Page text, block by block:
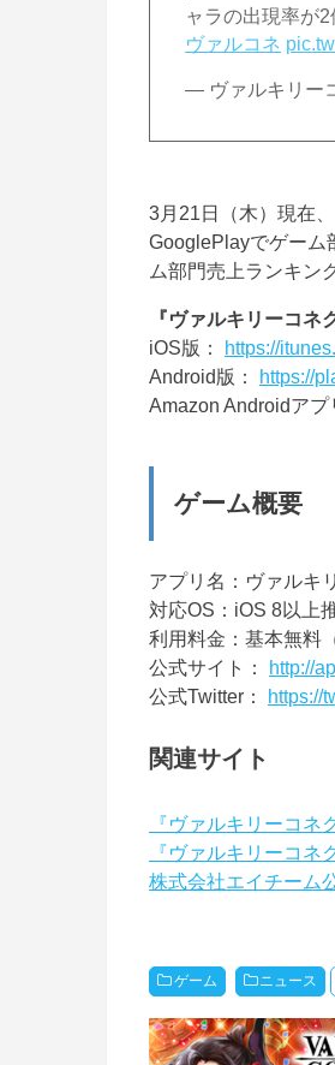
ャラの出現率が
ヴァルコネ
— ヴァルキリー
3月21日（木）現在
GooglePlayでゲーム
ム部門売上ランキン
『ヴァルキリーコネ
iOS版： https://
Android版： https://
Amazon Androidアプ
ゲーム概要
アプリ名：ヴァルキ
対応OS：iOS 8以上
利用料金：基本無料
公式サイト： http://
公式Twitter： https://
関連サイト
『ヴァルキリーコネ
『ヴァルキリーコネ
株式会社エイチーム
ゲーム ニュース